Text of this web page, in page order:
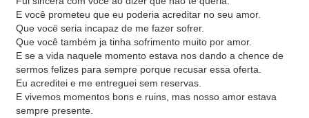
E você prometeu que eu poderia acreditar no seu amor.
Que vocë seria incapaz de me fazer sofrer.
Que você também ja tinha sofrimento muito por amor.
E se a vida naquele momento estava nos dando a chence de
sermos felizes para sempre porque recusar essa oferta.
Eu acreditei e me entreguei sem reservas.
E vivemos momentos bons e ruins, mas nosso amor estava
sempre presente.